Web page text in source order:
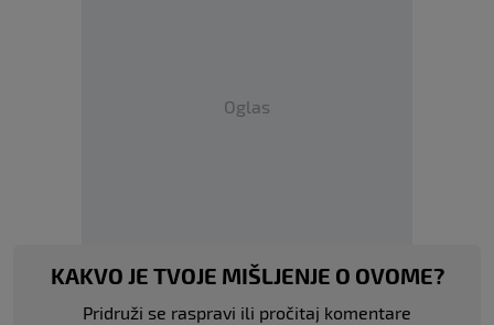
Oglas
KAKVO JE TVOJE MIŠLJENJE O OVOME?
Pridruži se raspravi ili pročitaj komentare